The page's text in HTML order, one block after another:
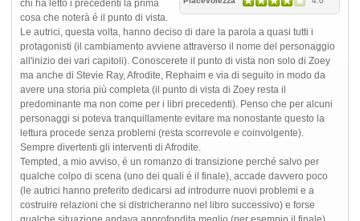
chi ha letto i precedenti la prima
cosa che noterà é il punto di vista.
Le autrici, questa volta, hanno deciso di dare la parola a quasi tutti i
protagonisti (il cambiamento avviene attraverso il nome del personaggio
all'inizio dei vari capitoli). Conoscerete il punto di vista non solo di Zoey
ma anche di Stevie Ray, Afrodite, Rephaim e via di seguito in modo da
avere una storia più completa (il punto di vista di Zoey resta il
predominante ma non come per i libri precedenti). Penso che per alcuni
personaggi si poteva tranquillamente evitare ma nonostante questo la
lettura procede senza problemi (resta scorrevole e coinvolgente).
Sempre divertenti gli interventi di Afrodite.
Tempted, a mio avviso, é un romanzo di transizione perché salvo per
qualche colpo di scena (uno dei quali é il finale), accade davvero poco
(le autrici hanno preferito dedicarsi ad introdurre nuovi problemi e a
costruire relazioni che si districheranno nel libro successivo) e forse